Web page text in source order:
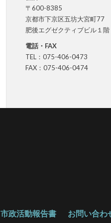
〒600-8385
京都市下京区五坊大宮町77
肥後エグゼクティブビル１階
電話・FAX
TEL：075-406-0473
FAX：075-406-0474
市政活動報告書 お問い合わ